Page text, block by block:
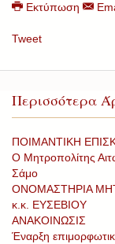
Εκτύπωση
Tweet
Περισσότερα
ΠΟΙΜΑΝΤΙΚΗ
Ο Μητροπολίτης
Σάμο
ΟΝΟΜΑΣΤΗΡΙΑ
κ.κ. ΕΥΣΕΒΙΟΥ
ΑΝΑΚΟΙΝΩΣΙΣ
Έναρξη